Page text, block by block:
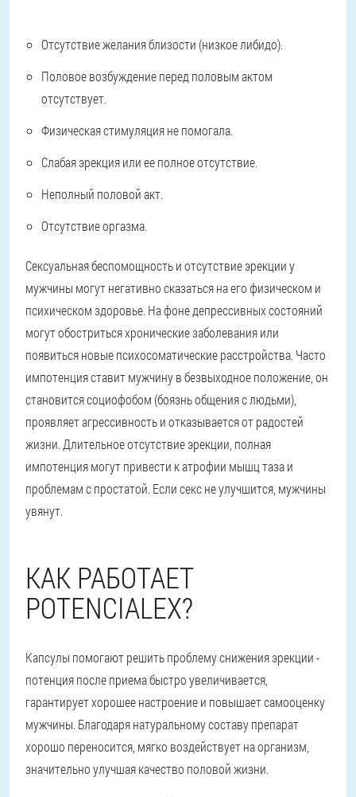
Отсутствие желания близости (низкое либидо).
Половое возбуждение перед половым актом
отсутствует.
Физическая стимуляция не помогала.
Слабая эрекция или ее полное отсутствие.
Неполный половой акт.
Отсутствие оргазма.
Сексуальная беспомощность и отсутствие эрекции у
мужчины могут негативно сказаться на его физическом и
психическом здоровье. На фоне депрессивных состояний
могут обостриться хронические заболевания или
появиться новые психосоматические расстройства. Часто
импотенция ставит мужчину в безвыходное положение, он
становится социофобом (боязнь общения с людьми),
проявляет агрессивность и отказывается от радостей
жизни. Длительное отсутствие эрекции, полная
импотенция могут привести к атрофии мышц таза и
проблемам с простатой. Если секс не улучшится, мужчины
увянут.
КАК РАБОТАЕТ
POTENCIALEX?
Капсулы помогают решить проблему снижения эрекции -
потенция после приема быстро увеличивается,
гарантирует хорошее настроение и повышает самооценку
мужчины. Благодаря натуральному составу препарат
хорошо переносится, мягко воздействует на организм,
значительно улучшая качество половой жизни.